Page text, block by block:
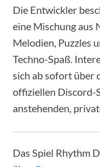
Die Entwickler
eine Mischung aus
Melodien, Puzzles
Techno-Spaß.
sich ab sofort über
offiziellen Discord-
anstehenden,
Das Spiel Rhythm